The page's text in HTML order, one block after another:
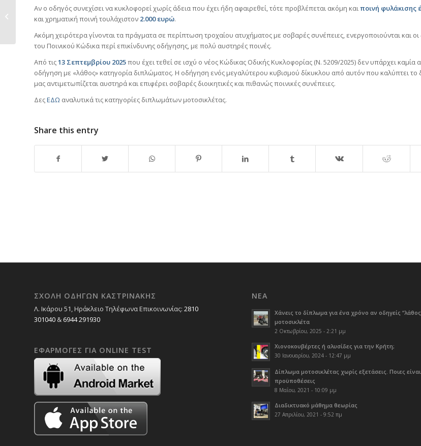
Αν ο οδηγός συνεχίσει να κυκλοφορεί χωρίς άδεια που έχει ήδη αφαιρεθεί, τότε προβλέπεται ακόμη καιποινή φυλάκισης
και χρηματική ποινή τουλάχιστον 2.000 ευρώ.
Ακόμη χειρότερα γίνονται τα πράγματα σε περίπτωση τροχαίου ατυχήματος με σοβαρές συνέπειες, ενεργοποιούνται και οι
του Ποινικού Κώδικα περί επικίνδυνης οδήγησης, με πολύ αυστηρές ποινές.
Από τις13 Σεπτεμβρίου 2025που έχει τεθεί σε ισχύ ο νέος Κώδικας Οδικής Κυκλοφορίας (Ν. 5209/2025) δεν υπάρχει καμία
οδήγηση με «λάθος» κατηγορία διπλώματος. Η οδήγηση ενός μεγαλύτερου κυβισμού δίκυκλου από αυτόν που καλύπτει το
μας αντιμετωπίζεται αυστηρά και επιφέρει σοβαρές διοικητικές και πιθανώς ποινικές συνέπειες.
ΔεςΕΔΩ αναλυτικά τις κατηγορίες διπλωμάτων μοτοσικλέτας.
Share this entry
ΣΧΟΛΉ ΟΔΗΓΏΝ ΚΑΣΤΡΙΝΆΚΗΣ
Λ. Ικάρου 51, Ηράκλειο Τηλέφωνα Επικοινωνίας: 2810
301040 & 6944 291930
ΕΦΑΡΜΟΓΈΣ ΓΙΑ ONLINE TEST
ΝΈΑ
Χάνεις το δίπλωμα για ένα χρόνο αν οδηγείς
μοτοσικλέτα
2 Οκτωβρίου, 2025 - 2:21 μμ
Χιονοκουβέρτες ή αλυσίδες για την Κρήτη;
30 Ιανουαρίου, 2024 - 12:47 μμ
Δίπλωμα μοτοσικλέτας χωρίς εξετάσεις. Ποιες
προϋποθέσεις
8 Μαΐου, 2021 - 10:09 μμ
Διαδικτυακό μάθημα θεωρίας
27 Απριλίου, 2021 - 9:52 πμ
Χιονοκουβέρτες ή
αλυσίδες για την